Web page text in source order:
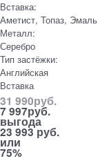
Вставка:
Аметист, Топаз, Эмаль
Металл:
Серебро
Тип застёжки:
Английская
Вставка
31 990руб.
7 997руб.
выгода
23 993 руб.
или
75%